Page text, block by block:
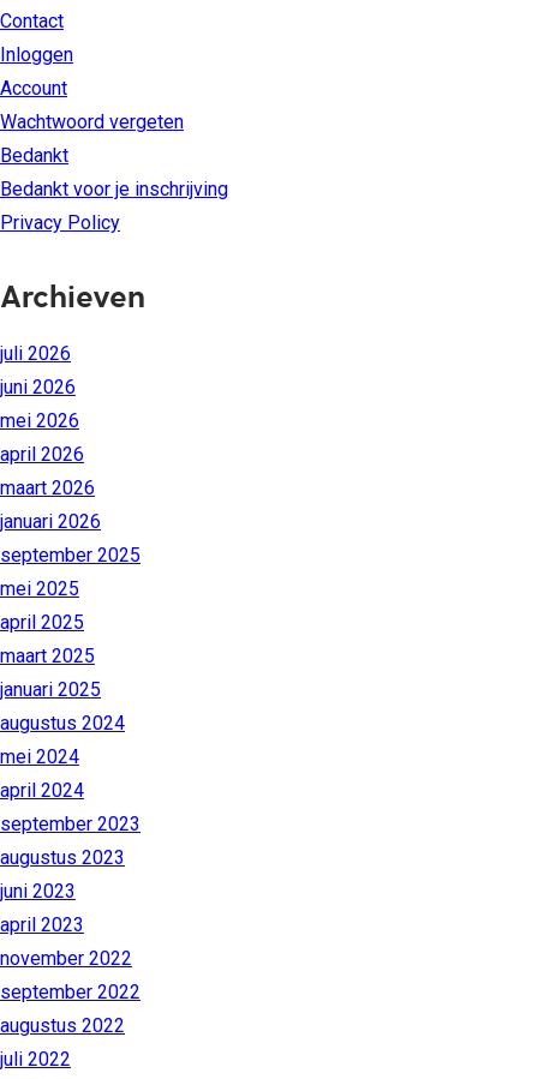
Contact
Inloggen
Account
Wachtwoord vergeten
Bedankt
Bedankt voor je inschrijving
Privacy Policy
Archieven
juli 2026
juni 2026
mei 2026
april 2026
maart 2026
januari 2026
september 2025
mei 2025
april 2025
maart 2025
januari 2025
augustus 2024
mei 2024
april 2024
september 2023
augustus 2023
juni 2023
april 2023
november 2022
september 2022
augustus 2022
juli 2022